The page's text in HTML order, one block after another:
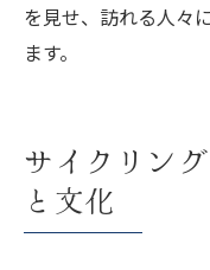
を見せ、訪れる人々
ます。
サイクリン
と文化